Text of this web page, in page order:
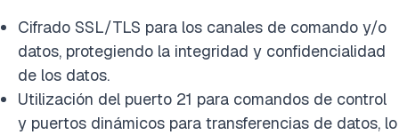
Cifrado SSL/TLS para los canales de comando y/o
datos, protegiendo la integridad y confidencialidad
de los datos.
Utilización del puerto 21 para comandos de control
y puertos dinámicos para transferencias de datos, lo